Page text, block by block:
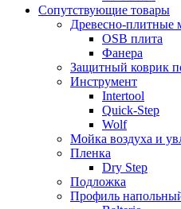
Сопутствующие товары
Древесно-плитные
OSB плита
Фанера
Защитный коврик
Инструмент
Intertool
Quick-Step
Wolf
Мойка воздуха и
Пленка
Dry Step
Подложка
Профиль